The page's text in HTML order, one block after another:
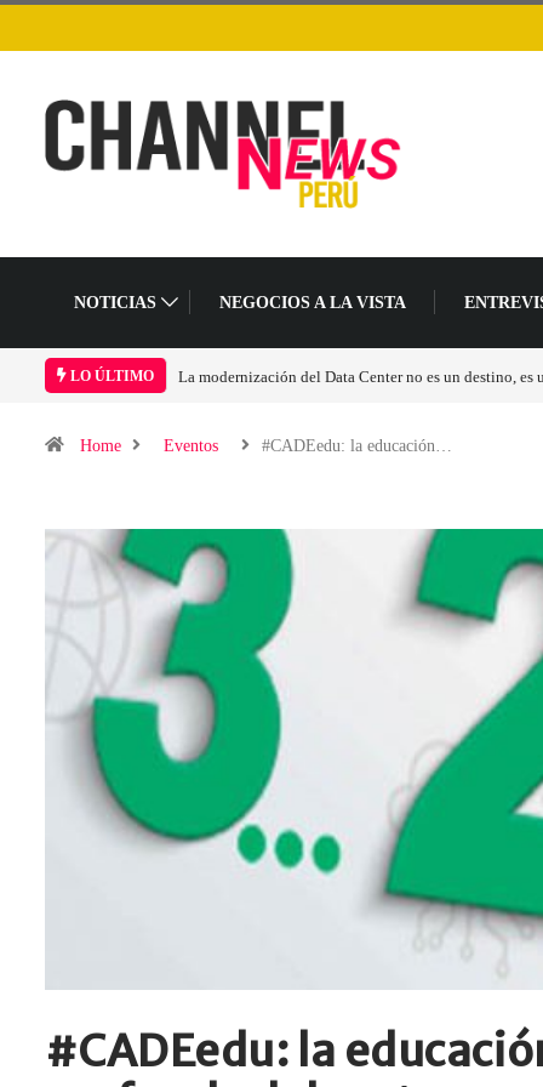
NOTICIAS NEGOCIOS A LA VISTA
LO ÚLTIMO La modernización del Data Center no es un destino,
Home Eventos #CADEedu: la educación…
#CADEedu: la